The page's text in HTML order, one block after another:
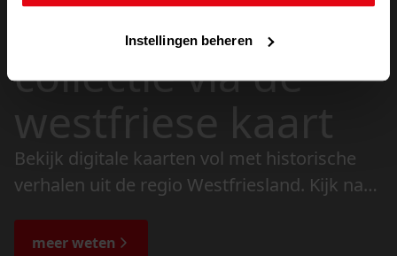
Instellingen beheren
doorzoek de
collectie via de
westfriese kaart
Bekijk digitale kaarten vol met historische
verhalen uit de regio Westfriesland. Kijk naar
de bijzondere verhalen.
meer weten